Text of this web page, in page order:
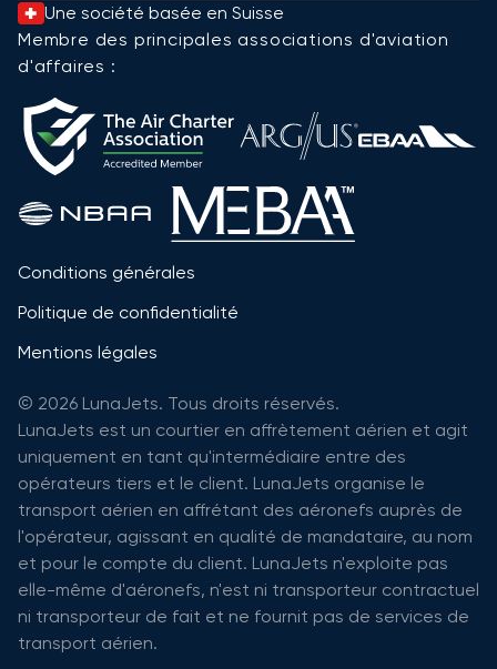
Une société basée en Suisse
Membre des principales associations d'aviation
d'affaires :
Conditions générales
Politique de confidentialité
Mentions légales
© 2026 LunaJets. Tous droits réservés.
LunaJets est un courtier en affrètement aérien et agit
uniquement en tant qu'intermédiaire entre des
opérateurs tiers et le client. LunaJets organise le
transport aérien en affrétant des aéronefs auprès de
l'opérateur, agissant en qualité de mandataire, au nom
et pour le compte du client. LunaJets n'exploite pas
elle-même d'aéronefs, n'est ni transporteur contractuel
ni transporteur de fait et ne fournit pas de services de
transport aérien.